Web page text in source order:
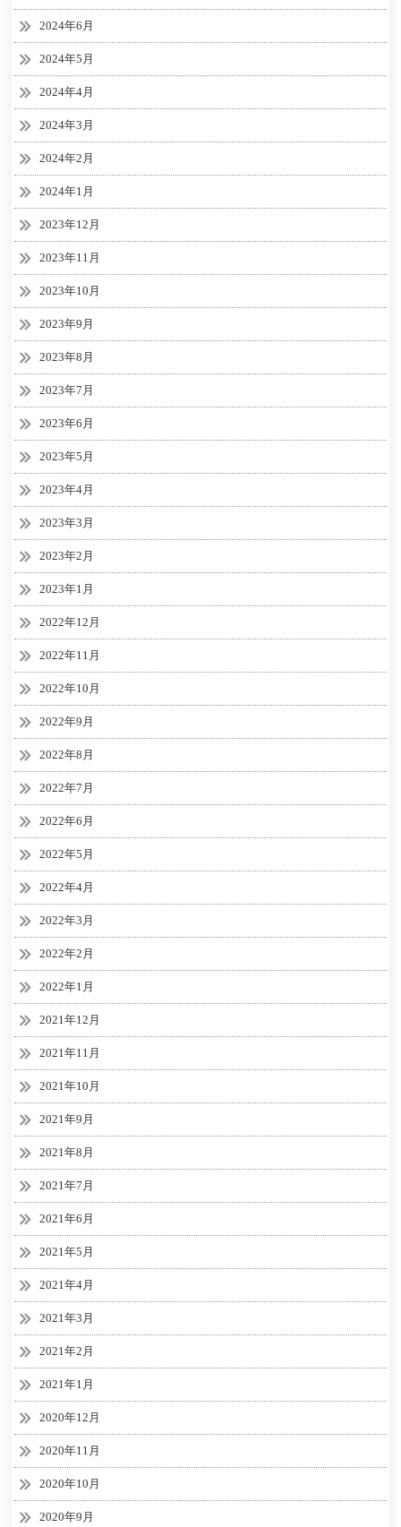
2024年6月
2024年5月
2024年4月
2024年3月
2024年2月
2024年1月
2023年12月
2023年11月
2023年10月
2023年9月
2023年8月
2023年7月
2023年6月
2023年5月
2023年4月
2023年3月
2023年2月
2023年1月
2022年12月
2022年11月
2022年10月
2022年9月
2022年8月
2022年7月
2022年6月
2022年5月
2022年4月
2022年3月
2022年2月
2022年1月
2021年12月
2021年11月
2021年10月
2021年9月
2021年8月
2021年7月
2021年6月
2021年5月
2021年4月
2021年3月
2021年2月
2021年1月
2020年12月
2020年11月
2020年10月
2020年9月